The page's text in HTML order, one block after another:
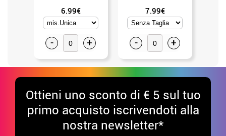
6.99€
- +
7.99€
- +
Ottieni uno sconto di € 5 sul tuo
primo acquisto iscrivendoti alla
nostra newsletter*